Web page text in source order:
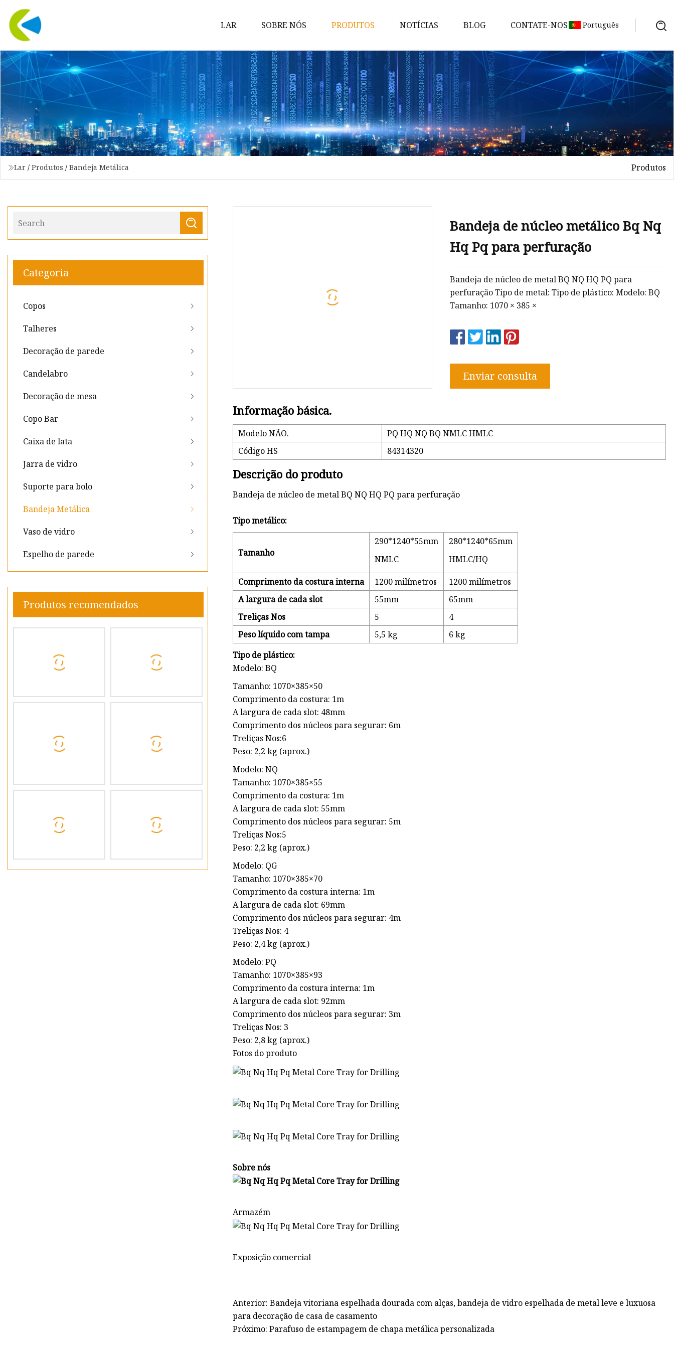
LAR SOBRE NÓS PRODUTOS
Copos
Talheres
Decoração de parede
Candelabro
Decoração de mesa
Copo Bar
Suporte para bolo
NOTÍCIAS BLOG CONTATE-NOS Português
Lar / Produtos / Bandeja Metálica Produtos
Categoria
Copos
Talheres
Decoração de parede
Candelabro
Decoração de mesa
Copo Bar
Caixa de lata
Jarra de vidro
Suporte para bolo
Bandeja Metálica
Vaso de vidro
Espelho de parede
Produtos recomendados
Bandeja de núcleo metálico Bq Nq
Hq Pq para perfuração
Bandeja de núcleo de metal BQ NQ HQ PQ para
perfuração Tipo de metal: Tipo de plástico: Modelo: BQ
Tamanho: 1070 × 385 ×
Enviar consulta
Informação básica.
Modelo NÃO.
PQ HQ NQ BQ NMLC HMLC
Código HS
84314320
Descrição do produto
Bandeja de núcleo de metal BQ NQ HQ PQ para perfuração
Tipo metálico:
Tamanho
290*1240*55mm
NMLC
280*1240*65mm
HMLC/HQ
Comprimento da costura interna 1200 milímetros
1200 milímetros
A largura de cada slot
55mm
65mm
Treliças Nos
5
4
Peso líquido com tampa
5,5 kg
6 kg
Tipo de plástico:
Modelo: BQ
Tamanho: 1070×385×50
Comprimento da costura: 1m
A largura de cada slot: 48mm
Comprimento dos núcleos para segurar: 6m
Treliças Nos:6
Peso: 2,2 kg (aprox.)
Modelo: NQ
Tamanho: 1070×385×55
Comprimento da costura: 1m
A largura de cada slot: 55mm
Comprimento dos núcleos para segurar: 5m
Treliças Nos:5
Peso: 2,2 kg (aprox.)
Modelo: QG
Tamanho: 1070×385×70
Comprimento da costura interna: 1m
A largura de cada slot: 69mm
Comprimento dos núcleos para segurar: 4m
Treliças Nos: 4
Peso: 2,4 kg (aprox.)
Modelo: PQ
Tamanho: 1070×385×93
Comprimento da costura interna: 1m
A largura de cada slot: 92mm
Comprimento dos núcleos para segurar: 3m
Treliças Nos: 3
Peso: 2,8 kg (aprox.)
Fotos do produto
Sobre nós
Armazém
Exposição comercial
Anterior: Bandeja vitoriana espelhada dourada com alças, bandeja de vidro espelhada de metal leve e luxuosa
para decoração de casa de casamento
Próximo: Parafuso de estampagem de chapa metálica personalizada